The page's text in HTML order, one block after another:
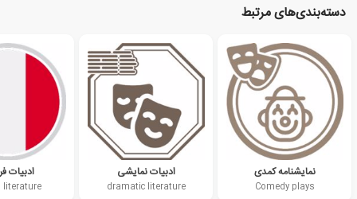
دسته‌بندی‌های مرتبط
نمایشنامه کمدی
Comedy plays
ادبیات نمایشی
dramatic literature
ادبیات
literature